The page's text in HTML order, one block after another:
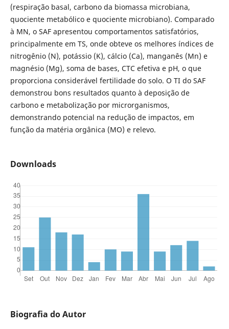
(respiração basal, carbono da biomassa microbiana,
quociente metabólico e quociente microbiano). Comparado
à MN, o SAF apresentou comportamentos satisfatórios,
principalmente em TS, onde obteve os melhores índices de
nitrogênio (N), potássio (K), cálcio (Ca), manganês (Mn) e
magnésio (Mg), soma de bases, CTC efetiva e pH, o que
proporciona considerável fertilidade do solo. O TI do SAF
demonstrou bons resultados quanto à deposição de
carbono e metabolização por microrganismos,
demonstrando potencial na redução de impactos, em
função da matéria orgânica (MO) e relevo.
Downloads
Biografia do Autor